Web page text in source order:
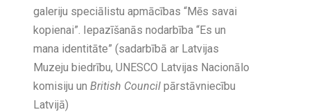
galeriju speciālistu apmācības “Mēs savai
kopienai”. Iepazīšanās nodarbība “Es un
mana identitāte” (sadarbībā ar Latvijas
Muzeju biedrību, UNESCO Latvijas Nacionālo
komisiju un British Councilpārstāvniecību
Latvijā)